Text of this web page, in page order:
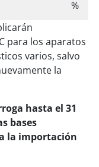
%
para los aparatos
varios, salvo
la
hasta el 31
bases
la importación